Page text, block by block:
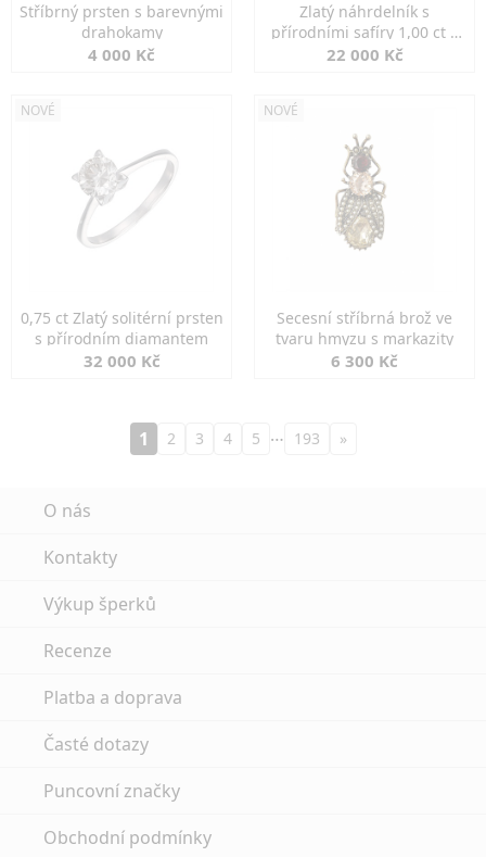
Stříbrný prsten s barevnými
drahokamy
4 000 Kč
Zlatý náhrdelník s
přírodními safíry 1,00 ct a
diamanty
22 000 Kč
NOVÉ
0,75 ct Zlatý solitérní prsten
s přírodním diamantem
32 000 Kč
NOVÉ
Secesní stříbrná brož ve
tvaru hmyzu s markazity
6 300 Kč
1 2 3 4 5 … 193 »
O nás
Kontakty
Výkup šperků
Recenze
Platba a doprava
Časté dotazy
Puncovní značky
Obchodní podmínky